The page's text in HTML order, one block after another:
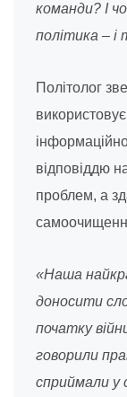
команди? І
політика – і
Політолог
відповіддю
проблем, а
«Наша
доносити
початку
говорили
сприймали у